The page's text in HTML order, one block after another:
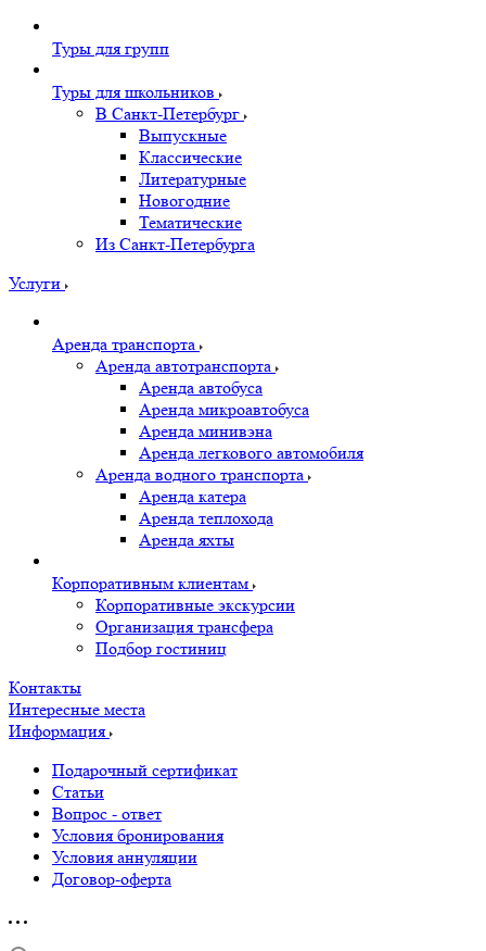
Туры для групп
Туры для школьников
В Санкт-Петербург
Выпускные
Классические
Литературные
Новогодние
Тематические
Из Санкт-Петербурга
Услуги
Аренда транспорта
Аренда автотранспорта
Аренда автобуса
Аренда микроавтобуса
Аренда минивэна
Аренда легкового автомобиля
Аренда водного транспорта
Аренда катера
Аренда теплохода
Аренда яхты
Корпоративным клиентам
Корпоративные экскурсии
Организация трансфера
Подбор гостиниц
Контакты
Интересные места
Информация
Подарочный сертификат
Статьи
Вопрос - ответ
Условия бронирования
Условия аннуляции
Договор-оферта